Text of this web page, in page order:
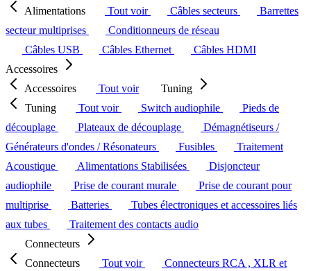
Alimentations
Tout voir Câbles secteurs
Barrettes
secteur multiprises
Conditionneurs de réseau
Câbles USB
Câbles Ethernet
Câbles HDMI
Accessoires
Accessoires
Tout voir
Tuning
Tuning
Tout voir Switch audiophile
Pieds de
découplage
Plateaux de découplage
Démagnétiseurs /
Générateurs d'ondes / Résonateurs
Fusibles
Traitement
Acoustique
Alimentations Stabilisées
Disjoncteur
audiophile
Prise de courant murale
Prise de courant pour
multiprise
Batteries
Tubes électroniques et accessoires liés
aux tubes
Traitement des contacts audio
Connecteurs
Connecteurs
Tout voir
Connecteurs RCA , XLR et